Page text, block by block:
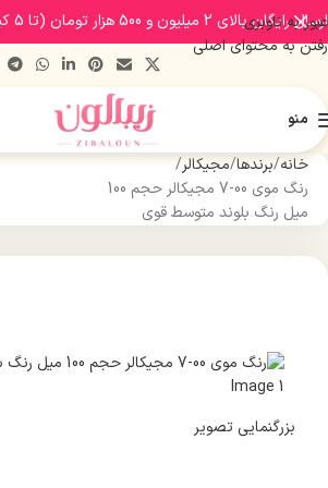
عبور به ناوبری
رفتن به محتوای اصلی
منو
خانه برندها مجیکالر
رنگ موی 00-7 مجیکالر حجم 100
میل رنگ بلوند متوسط قوی
بزرگنمایی تصویر
ارسال رایگان بالای 2 میلیون و 500 هزار تومان (تا 5 کیلوگرم)